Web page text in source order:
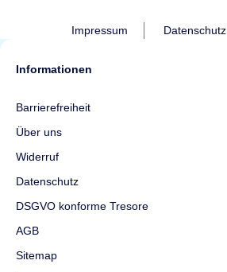
Impressum Datenschutz
Informationen
Barrierefreiheit
Über uns
Widerruf
Datenschutz
DSGVO konforme Tresore
AGB
Sitemap